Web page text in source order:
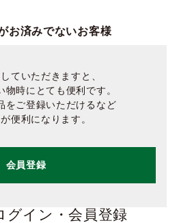
お済みでないお客様
ていただきますと、
物時にとても便利です。
をご登録いただけるなど
便利になります。
会員登録
グイン・会員登録